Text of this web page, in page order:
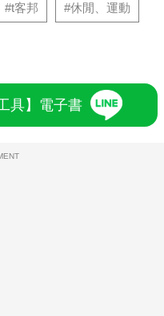
#t客邦 #休閒、運動
具】電子書